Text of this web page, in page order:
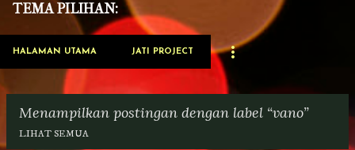
TEMA PILIHAN:
HALAMAN UTAMA JATI PROJECT
Menampilkan postingan dengan label vano
LIHAT SEMUA